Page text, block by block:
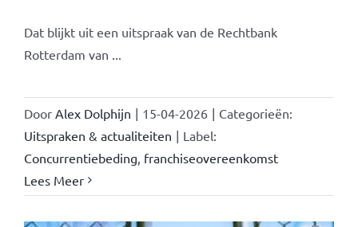
Dat blijkt uit een uitspraak van de Rechtbank
Rotterdam van ...
Door Alex Dolphijn | 15-04-2026 | Categorieën:
Uitspraken & actualiteiten | Label:
Concurrentiebeding franchiseovereenkomst
Lees Meer